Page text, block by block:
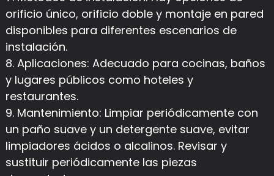
orificio único, orificio doble y montaje en pared
disponibles para diferentes escenarios de
instalación.
8. Aplicaciones: Adecuado para cocinas, baños
y lugares públicos como hoteles y
restaurantes.
9. Mantenimiento: Limpiar periódicamente con
un paño suave y un detergente suave, evitar
limpiadores ácidos o alcalinos. Revisar y
sustituir periódicamente las piezas